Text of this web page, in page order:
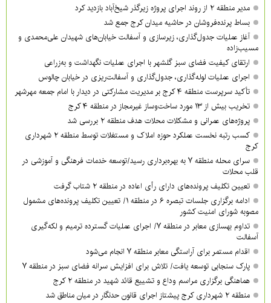
مدیر منطقه ۲ از روند اجرای پروژه زیرگذر شیخ‌آباد بازدید کرد
بساط پرنده‌فروشان در حاشیه میدان کرج جمع شد
آغاز عملیات جدول‌گذاری، زیرسازی و آسفالت خیابان‌های شهیدان علی‌محمدی و
مسیب‌زاده
ارتقای کیفیت فضای سبز گلشهر با اجرای عملیات نگهداشت و به‌زراعی
اجرای عملیات لوله‌گذاری، جدول‌گذاری و آسفالت‌ریزی در خیابان چالوس
تأکید سرپرست منطقه ۴ کرج بر مدیریت مشارکتی در دیدار با امام جمعه مهرشهر
تخریب بیش از ۱۳ مورد ساخت‌وساز غیرمجاز در منطقه ۴ کرج
پروژه‌های عمرانی و مشکلات محلات هدف منطقه ۲ بررسی شد
کسب رتبه نخست عملکرد حوزه املاک و مستغلات توسط منطقه ۲ شهرداری
کرج
سرای محله منطقه ۷ به بهره‌برداری رسید/توسعه خدمات فرهنگی و آموزشی در
قلب محلات
تعیین تکلیف پرونده‌های دارای رأی اعاده در منطقه ۲ شتاب گرفت
ادامه برگزاری جلسات تبصره ۶ در منطقه ۱/ تعیین تکلیف پرونده‌های مشمول
مصوبه شورای امنیت کشور
تداوم بهسازی معابر در منطقه ۷/ اجرای عملیات گسترده ترمیم و لکه‌گیری
آسفالت
اقدام مستمر برای آراستگی معابر منطقه ۷ انجام می‌شود
پارک سنجابی توسعه یافت/ تلاش برای افزایش سرانه فضای سبز در منطقه ۷
هماهنگی برگزاری مراسم وداع و تشییع قائد شهید در منطقه ۲ کرج
منطقه ۲ شهرداری کرج پیشتاز اجرای قانون حدنگار در میان مناطق شد